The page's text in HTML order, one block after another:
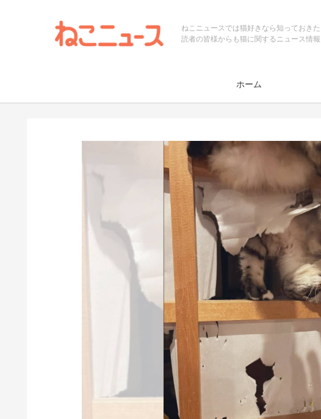
ねこニュースでは猫好きなら知っておき
読者の皆様からも猫に関するニュース情
ホーム